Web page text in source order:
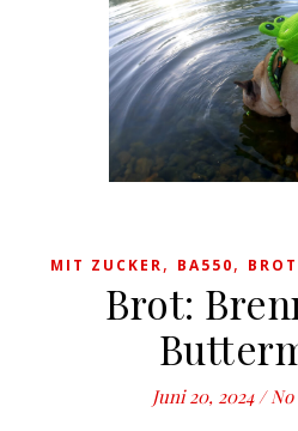
MIT ZUCKER, BA550,
Brot:
Juni 20, 2024 /